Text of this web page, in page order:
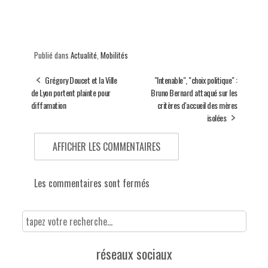
Publié dans Actualité, Mobilités
Grégory Doucet et la Ville
de Lyon portent plainte pour
diffamation
"Intenable", "choix politique" :
Bruno Bernard attaqué sur les
critères d'accueil des mères
isolées
AFFICHER LES COMMENTAIRES
Les commentaires sont fermés
réseaux sociaux